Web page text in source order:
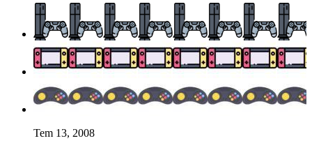
Tem 13, 2008